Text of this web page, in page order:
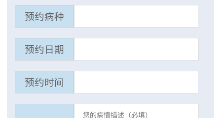
预约病种
预约日期
预约时间